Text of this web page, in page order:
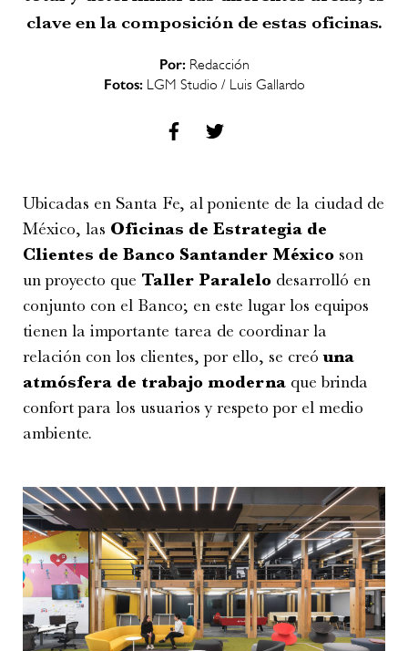
clave en la composición de estas oficinas.
Por: Redacción
Fotos: LGM Studio / Luis Gallardo
Ubicadas en Santa Fe, al poniente de la ciudad de
México, las Oficinas de Estrategia de
Clientes de Banco Santander México son
un proyecto que Taller Paralelo desarrolló en
conjunto con el Banco; en este lugar los equipos
tienen la importante tarea de coordinar la
relación con los clientes, por ello, se creóuna
atmósfera de trabajo moderna que brinda
confort para los usuarios y respeto por el medio
ambiente.